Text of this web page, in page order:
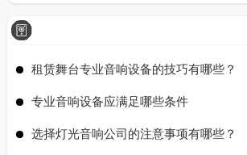
租赁舞台专业音响设备的技巧有哪些？
专业音响设备应满足哪些条件
选择灯光音响公司的注意事项有哪些？